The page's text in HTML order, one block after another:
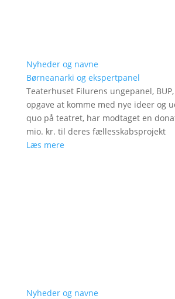
Nyheder og navne
Børneanarki og ekspertpanel
Teaterhuset Filurens ungepanel,
opgave at komme med nye ideer og
quo på teatret, har modtaget en
mio. kr. til deres fællesskabsprojekt
Læs mere
Nyheder og navne